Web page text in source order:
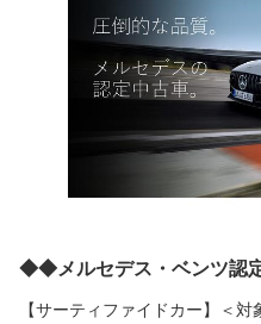
◆◆メルセデス・ベンツ認
【サーティファイドカー】＜